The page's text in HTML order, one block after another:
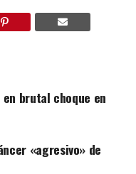
brutal choque en
«agresivo» de